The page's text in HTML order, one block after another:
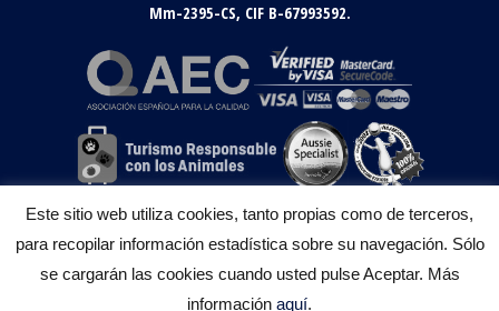
Mm-2395-CS, CIF B-67993592.
Este sitio web utiliza cookies, tanto propias como de terceros,
para recopilar información estadística sobre su navegación. Sólo
se cargarán las cookies cuando usted pulse Aceptar. Más
información aquí.